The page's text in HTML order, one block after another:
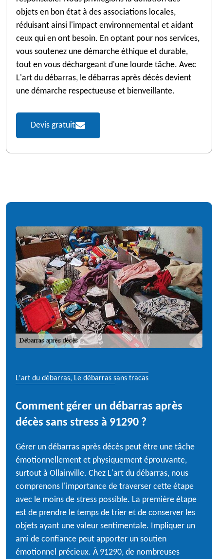
objets en bon état à des associations locales,
réduisant ainsi l'impact environnemental et aidant
ceux qui en ont besoin. En optant pour nos services,
vous soutenez une démarche éthique et durable,
tout en vous déchargeant d'une lourde tâche. Avec
L'art du débarras, le débarras après décès devient
une démarche respectueuse et bienveillante.
Devis gratuit
L'art du débarras, Le débarras sans tracas
Comment gérer un débarras après
décès sans stress à 91290 ?
Gérer un débarras après décès peut être une tâche
émotionnellement et physiquement éprouvante,
surtout à Ollainville. Chez L'art du débarras, nous
comprenons l'importance de traverser cette étape
avec le moins de stress possible. La première étape
est de prendre le temps de trier et de conserver les
objets ayant une valeur sentimentale. Impliquer un
ami de confiance peut apporter un soutien
émotionnel précieux. À 91290, de nombreuses